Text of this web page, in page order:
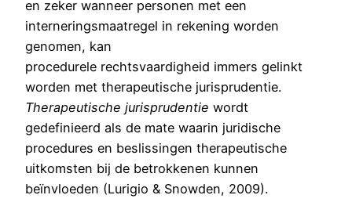
en zeker wanneer personen met een
interneringsmaatregel in rekening worden
genomen, kan
procedurele rechtsvaardigheid immers gelinkt
worden met therapeutische jurisprudentie.
Therapeutische jurisprudentie wordt
gedefinieerd als de mate waarin juridische
procedures en beslissingen therapeutische
uitkomsten bij de betrokkenen kunnen
beïnvloeden (Lurigio & Snowden, 2009).